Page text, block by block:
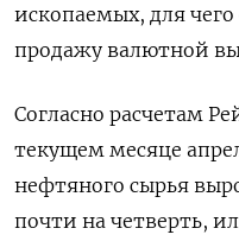
ископаемых, для
продажу валютной
Согласно расчетам
текущем месяце
нефтяного сырья
почти на четверть,